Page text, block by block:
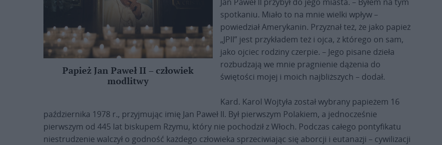
Papież Jan Paweł II – człowiek
modlitwy
spotkaniu. Miało to na mnie wielki wpływ –
powiedział Amerykanin. Przyznał też, że jako papież
„JPII” jest przykładem też i ojca, z którego on sam,
jako ojciec rodziny czerpie. – Jego pisane dzieła
rozbudzają we mnie pragnienie dążenia do
świętości mojej i moich najbliższych – dodał.
Kard. Karol Wojtyła został wybrany papieżem 16
października 1978 r., przyjmując imię Jan Paweł II. Był pierwszym Polakiem, a jednocześnie
pierwszym od 445 lat biskupem Rzymu, który nie pochodził z Włoch. Podczas całego pontyfikatu
niestrudzenie walczył o godność każdego człowieka sprzeciwiając się aborcji i eutanazji – cywilizacji